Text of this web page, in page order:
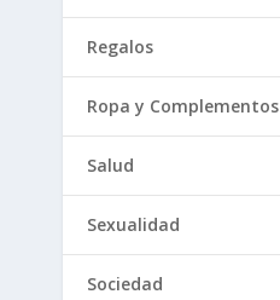
Regalos
Ropa y Complementos
Salud
Sexualidad
Sociedad